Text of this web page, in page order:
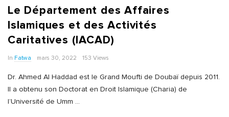
Le Département des Affaires
Islamiques et des Activités
Caritatives (IACAD)
In Fatwa mars 30, 2022 153 Views
Dr. Ahmed Al Haddad est le Grand Moufti de Doubaï depuis 2011.
Il a obtenu son Doctorat en Droit Islamique (Charia) de
l’Université de Umm …